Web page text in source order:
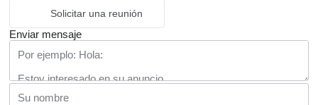
Solicitar una reunión
Enviar mensaje